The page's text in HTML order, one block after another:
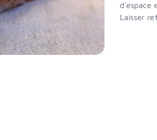
d'espace
Laisser